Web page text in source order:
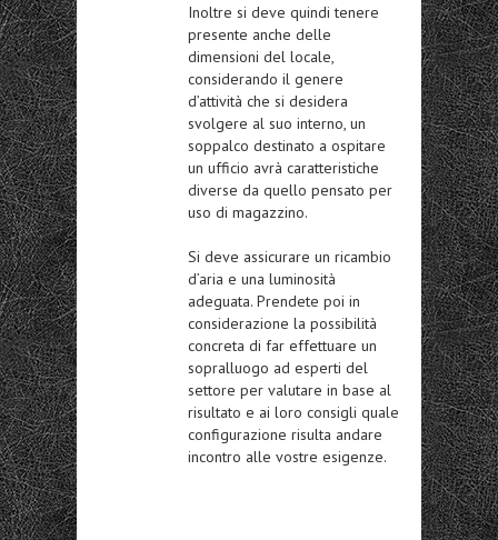
Inoltre si deve quindi tenere
presente anche delle
dimensioni del locale,
considerando il genere
d’attività che si desidera
svolgere al suo interno, un
soppalco destinato a ospitare
un ufficio avrà caratteristiche
diverse da quello pensato per
uso di magazzino.
Si deve assicurare un ricambio
d’aria e una luminosità
adeguata. Prendete poi in
considerazione la possibilità
concreta di far effettuare un
sopralluogo ad esperti del
settore per valutare in base al
risultato e ai loro consigli quale
configurazione risulta andare
incontro alle vostre esigenze.